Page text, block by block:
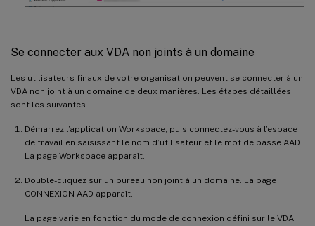
Se connecter aux VDA non joints à un domaine
Les utilisateurs finaux de votre organisation peuvent se connecter à un
VDA non joint à un domaine de deux manières. Les étapes détaillées
sont les suivantes :
Démarrez l’application Workspace, puis connectez-vous à l’espace
de travail en saisissant le nom d’utilisateur et le mot de passe AAD.
La page Workspace apparaît.
Double-cliquez sur un bureau non joint à un domaine. La page
CONNEXION AAD apparaît.
La page varie en fonction du mode de connexion défini sur le VDA :